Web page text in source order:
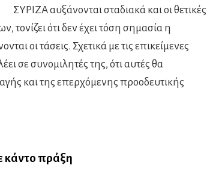
ΣΥΡΙΖΑ αυξάνονται σταδιακά και οι θετικές
ότι δεν έχει τόση σημασία η
οι τάσεις. Σχετικά με τις επικείμενες
σε συνομιλητές της, ότι αυτές θα
και της επερχόμενης προοδευτικής
κάντο πράξη